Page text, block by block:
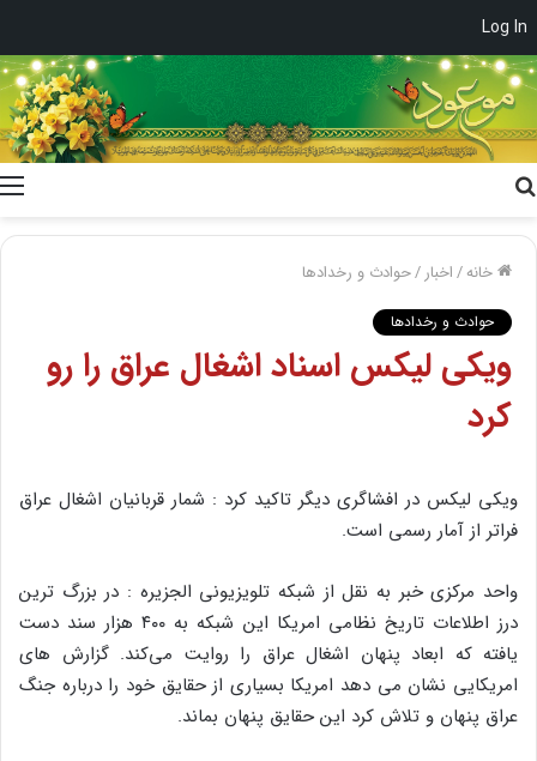
Log In
خانه/اخبار /حوادث و رخدادها
حوادث و رخدادها
ویکی لیکس اسناد اشغال عراق را رو
کرد
ویکی لیکس در افشاگری دیگر تاکید کرد : شمار قربانیان اشغال عراق
فراتر از آمار رسمی است.
واحد مرکزی خبر به نقل از شبکه تلویزیونی الجزیره : در بزرگ ترین
درز اطلاعات تاریخ نظامی امریکا این شبکه به ۴۰۰ هزار سند دست
یافته که ابعاد پنهان اشغال عراق را روایت می‌کند. گزارش های
امریکایی نشان می دهد امریکا بسیاری از حقایق خود را درباره جنگ
عراق پنهان و تلاش کرد این حقایق پنهان بماند.